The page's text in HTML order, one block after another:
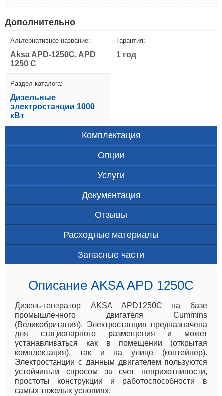
Дополнительно
Альтернативное название:
Aksa APD-1250C, APD
1250 C
Гарантия:
1 год
Раздел каталога:
Дизельные
электростанции 1000
кВт
Комплектация
Опции
Услуги
Документация
Отзывы
Расходные материалы
Запасные части
Описание AKSA APD 1250C
Дизель-генератор AKSA APD1250C на базе
промышленного двигателя Cummins
(Великобритания). Электростанция предназначена
для стационарного размещения и может
устанавливаться как в помещении (открытая
комплектация), так и на улице (контейнер).
Электростанции с данным двигателем пользуются
устойчивым спросом за счет неприхотливости,
простоты конструкции и работоспособности в
самых тяжелых условиях.